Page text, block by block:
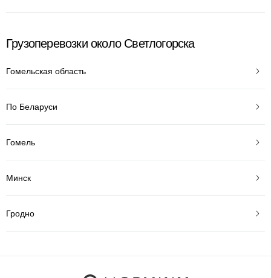
Грузоперевозки около Светлогорска
Гомельская область
По Беларуси
Гомель
Минск
Гродно